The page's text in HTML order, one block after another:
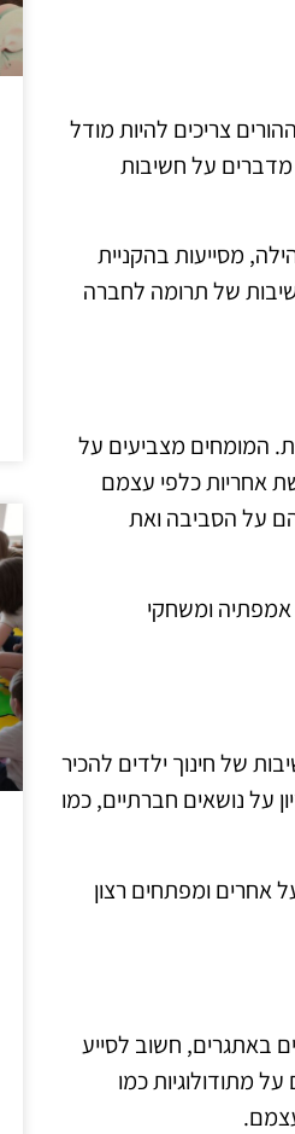
צריכים להיות מודל
מדברים על חשיבות
מסייעות בהקניית
של תרומה לחברה
המומחים מצביעים על
אחריות כלפי עצמם
על הסביבה ואת
אמפתיה ומשחקי
של חינוך ילדים להכיר
על נושאים חברתיים, כמו
ומפתחים רצון
באתגרים, חשוב לסייע
מתודולוגיות כמו